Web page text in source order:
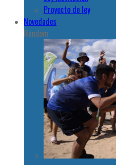
Proyecto de ley
Novedades
Random